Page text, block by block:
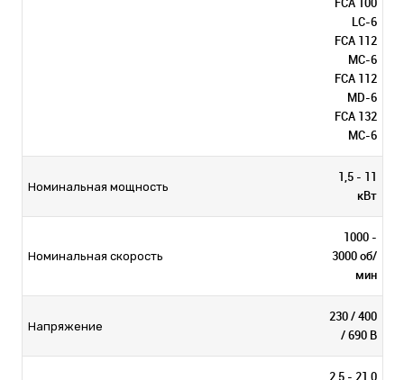
LC-6
FCA 112
MC-6
FCA 112
MD-6
FCA 132
MC-6
Номинальная мощность
1,5 - 11
кВт
Номинальная скорость
1000 -
3000 об/
мин
Напряжение
230 / 400
/ 690 В
2,5 - 21,0